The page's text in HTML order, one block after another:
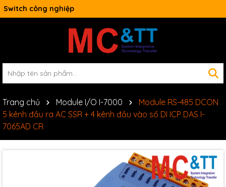
Switch công nghiệp
Trang chủ Module I/O I-7000
Module RS-485 DCON
5 kênh đầu ra AC SSR + 4 kênh đầu vào số DI ICP DAS I-
7065AD CR